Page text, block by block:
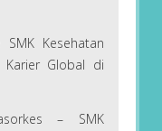
SMK Kesehatan
Karier Global di
– SMK